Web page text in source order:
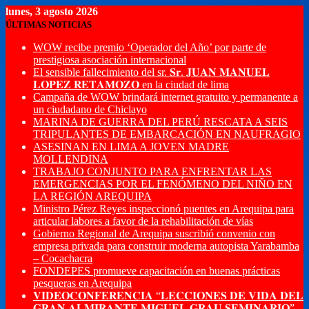
lunes, 3 agosto 2026
ÚLTIMAS NOTICIAS
WOW recibe premio ‘Operador del Año’ por parte de
prestigiosa asociación internacional
El sensible fallecimiento del sr. 𝐒𝐫. 𝐉𝐔𝐀𝐍 𝐌𝐀𝐍𝐔𝐄𝐋
𝐋𝐎𝐏𝐄𝐙 𝐑𝐄𝐓𝐀𝐌𝐎𝐙𝐎 en la ciudad de lima
Campaña de WOW brindará internet gratuito y permanente a
un ciudadano de Chiclayo
MARINA DE GUERRA DEL PERÚ RESCATA A SEIS
TRIPULANTES DE EMBARCACIÓN EN NAUFRAGIO
ASESINAN EN LIMA A JOVEN MADRE
MOLLENDINA
TRABAJO CONJUNTO PARA ENFRENTAR LAS
EMERGENCIAS POR EL FENÓMENO DEL NIÑO EN
LA REGIÓN AREQUIPA
Ministro Pérez Reyes inspeccionó puentes en Arequipa para
articular labores a favor de la rehabilitación de vías
Gobierno Regional de Arequipa suscribió convenio con
empresa privada para construir moderna autopista Yarabamba
– Cocachacra
FONDEPES promueve capacitación en buenas prácticas
pesqueras en Arequipa
𝐕𝐈𝐃𝐄𝐎𝐂𝐎𝐍𝐅𝐄𝐑𝐄𝐍𝐂𝐈𝐀 “𝐋𝐄𝐂𝐂𝐈𝐎𝐍𝐄𝐒 𝐃𝐄 𝐕𝐈𝐃𝐀 𝐃𝐄𝐋